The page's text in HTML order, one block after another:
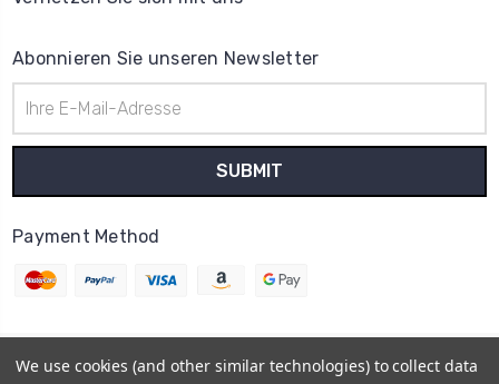
Abonnieren Sie unseren Newsletter
Mail-
Adresse
Payment Method
© 2026 Uhrenteile Lager
We use cookies (and other similar technologies) to collect data